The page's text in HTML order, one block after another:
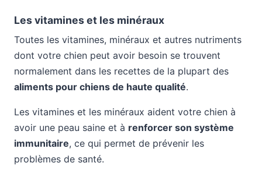
Les vitamines et les minéraux
Toutes les vitamines, minéraux et autres nutriments
dont votre chien peut avoir besoin se trouvent
normalement dans les recettes de la plupart des
aliments pour chiens de haute qualité.
Les vitamines et les minéraux aident votre chien à
avoir une peau saine et à renforcer son système
immunitaire, ce qui permet de prévenir les
problèmes de santé.